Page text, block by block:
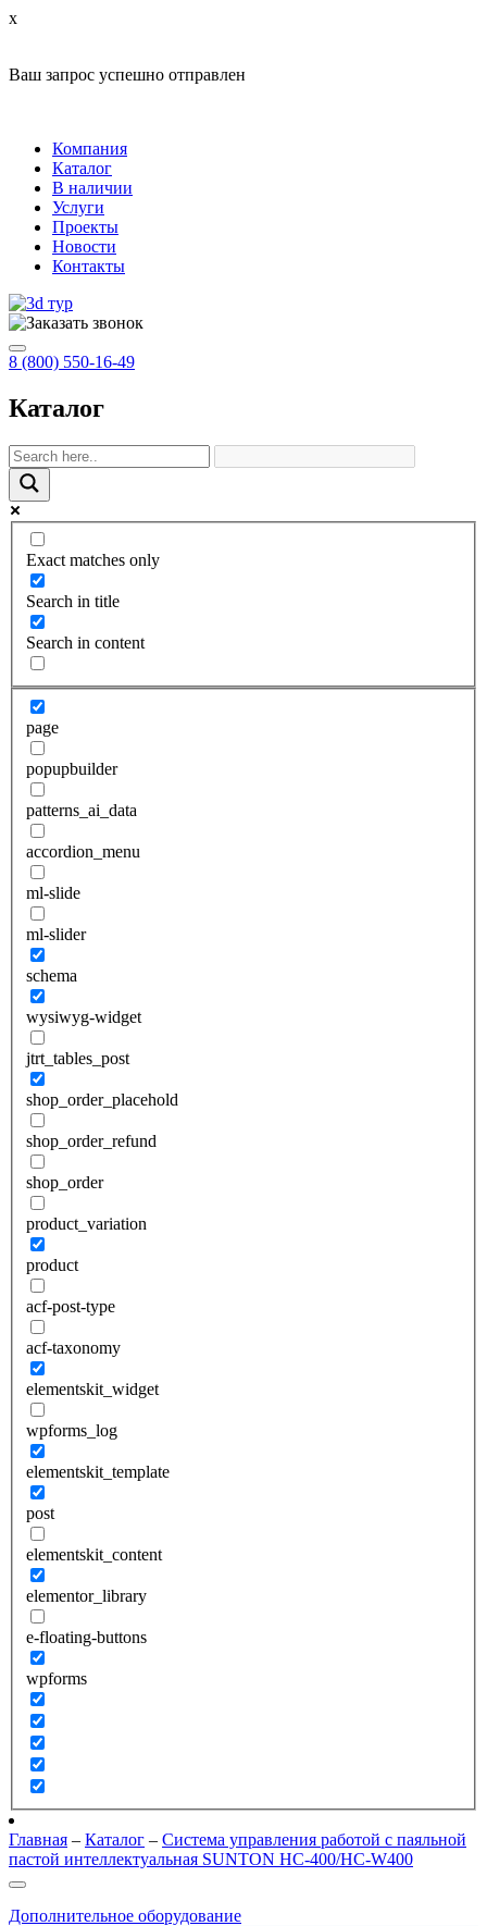
x
Ваш запрос успешно отправлен
Компания
Каталог
В наличии
Услуги
Проекты
Новости
Контакты
8 (800) 550-16-49
Каталог
Exact matches only
Search in title
Search in content
page
popupbuilder
patterns_ai_data
accordion_menu
ml-slide
ml-slider
schema
wysiwyg-widget
jtrt_tables_post
shop_order_placehold
shop_order_refund
shop_order
product_variation
product
acf-post-type
acf-taxonomy
elementskit_widget
wpforms_log
elementskit_template
post
elementskit_content
elementor_library
e-floating-buttons
wpforms
Главная – Каталог – Система управления работой с паяльной
пастой интеллектуальная SUNTON HC-400/HC-W400
Дополнительное оборудование